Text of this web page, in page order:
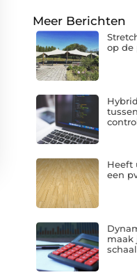
Meer Berichten
op de
Heeft
een
maak